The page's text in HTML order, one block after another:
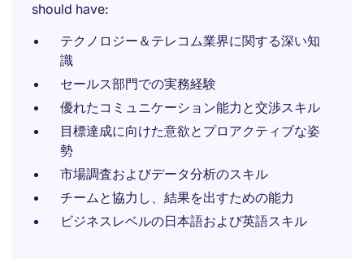
should have:
テクノロジー＆テレコム業界に関する深い知
識
セールス部門での実務経験
優れたコミュニケーション能力と交渉スキル
目標達成に向けた意欲とプロアクティブな姿
勢
市場調査およびデータ分析のスキル
チームと協力し、結果を出すための能力
ビジネスレベルの日本語および英語スキル